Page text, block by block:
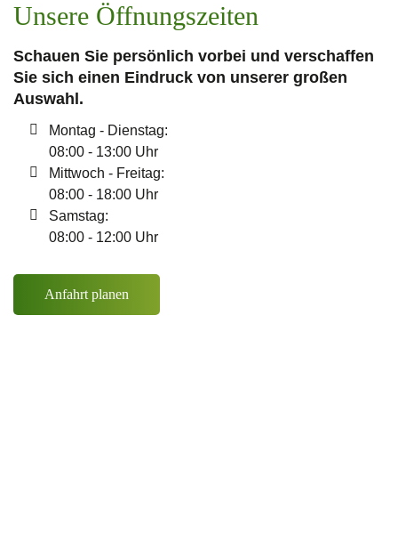
Unsere Öffnungszeiten
Schauen Sie persönlich vorbei und verschaffen
Sie sich einen Eindruck von unserer großen
Auswahl.
Montag - Dienstag:
08:00 - 13:00 Uhr
Mittwoch - Freitag:
08:00 - 18:00 Uhr
Samstag:
08:00 - 12:00 Uhr
Anfahrt planen